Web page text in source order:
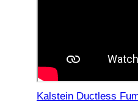
Kalstein Ductless